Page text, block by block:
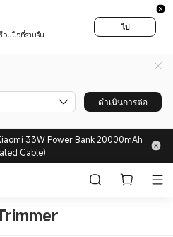
อปปิ้งที่ราบรื่น
ไป
ดำเนินการต่อ
33W Power Bank 20000mAh
Cable)